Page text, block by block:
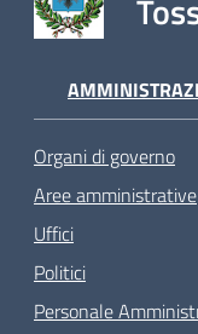
Organi di governo
Aree amministrative
Uffici
Politici
Personale